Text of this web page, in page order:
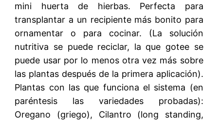
mini huerta de hierbas. Perfecta para
transplantar a un recipiente más bonito para
ornamentar o para cocinar. (La solución
nutritiva se puede reciclar, la que gotee se
puede usar por lo menos otra vez más sobre
las plantas después de la primera aplicación).
Plantas con las que funciona el sistema (en
paréntesis las variedades probadas):
Oregano (griego), Cilantro (long standing,